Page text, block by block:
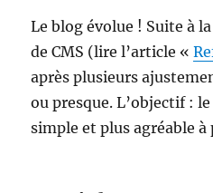
Le blog évolue ! Suite à
de CMS (lire l’article «
après plusieurs
ou presque. L’objectif :
simple et plus agréable à